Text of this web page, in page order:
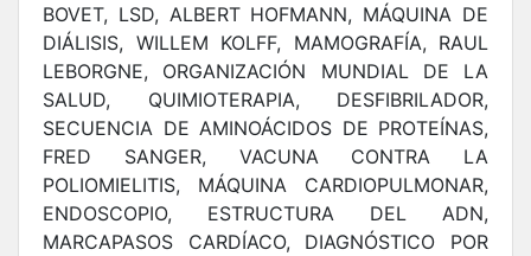
BOVET, LSD, ALBERT HOFMANN, MÁQUINA DE
DIÁLISIS, WILLEM KOLFF, MAMOGRAFÍA, RAUL
LEBORGNE, ORGANIZACIÓN MUNDIAL DE LA
SALUD, QUIMIOTERAPIA, DESFIBRILADOR,
SECUENCIA DE AMINOÁCIDOS DE PROTEÍNAS,
FRED SANGER, VACUNA CONTRA LA
POLIOMIELITIS, MÁQUINA CARDIOPULMONAR,
ENDOSCOPIO, ESTRUCTURA DEL ADN,
MARCAPASOS CARDÍACO, DIAGNÓSTICO POR